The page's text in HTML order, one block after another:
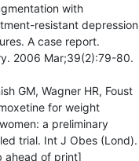
with
resistant depression
A case report.
2006 Mar;39(2):79-80.
GM, Wagner HR, Foust
for weight
a preliminary
trial. Int J Obes (Lond).
ahead of print]